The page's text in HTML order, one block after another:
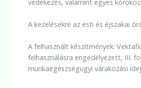
védekezés, valamint egyes
A kezelésekre az esti és éjszakai
A felhasznált készítmények:
felhasználásra engedélyezett, III.
munkaegészségügyi várakozási